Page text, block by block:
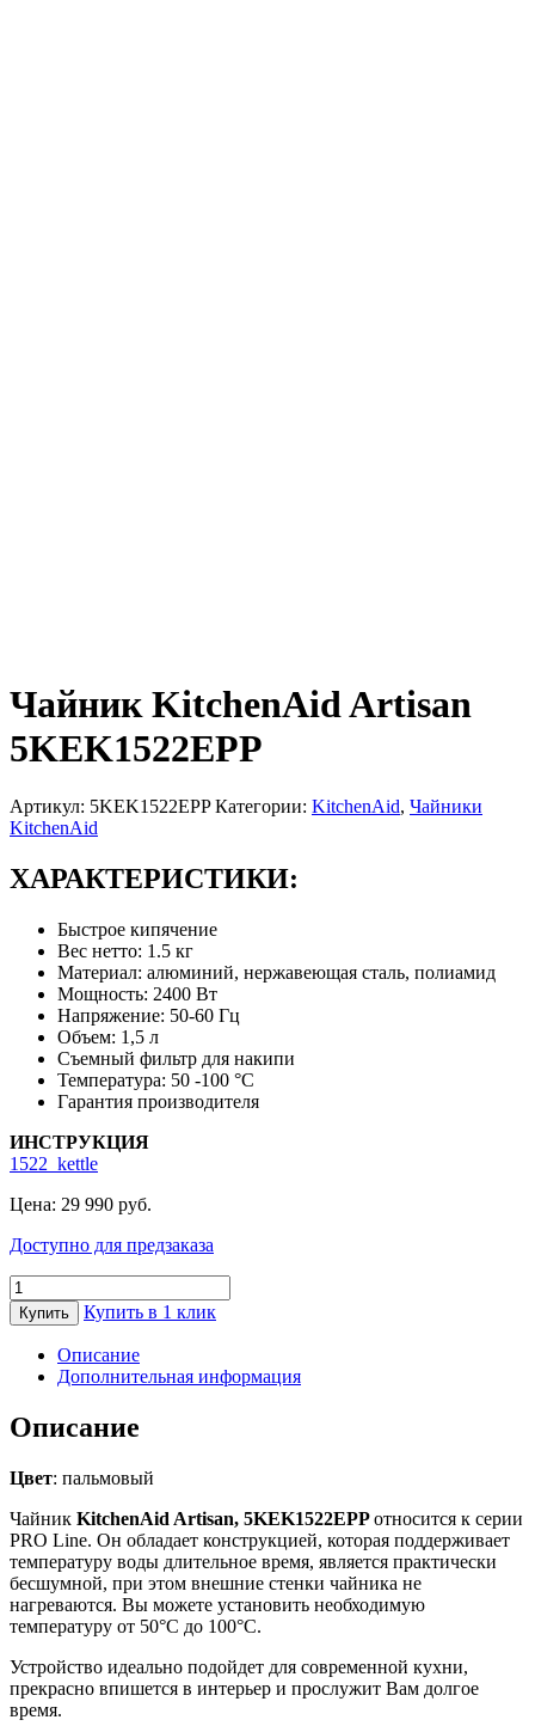
Чайник KitchenAid Artisan
5KEK1522EPP
Артикул: 5KEK1522EPP Категории: KitchenAid, Чайники
KitchenAid
ХАРАКТЕРИСТИКИ:
Быстрое кипячение
Вес нетто: 1.5 кг
Материал: алюминий, нержавеющая сталь, полиамид
Мощность: 2400 Вт
Напряжение: 50-60 Гц
Объем: 1,5 л
Съемный фильтр для накипи
Температура: 50 -100 °C
Гарантия производителя
ИНСТРУКЦИЯ
1522_kettle
Цена: 29 990 руб.
Доступно для предзаказа
Количество
товара
Чайник
KitchenAid
Artisan
5KEK1522EPP
Купить Купить в 1 клик
Описание
Дополнительная информация
Описание
Цвет: пальмовый
Чайник KitchenAid Artisan, 5KEK1522EPPотносится к серии
PRO Line. Он обладает конструкцией, которая поддерживает
температуру воды длительное время, является практически
бесшумной, при этом внешние стенки чайника не
нагреваются. Вы можете установить необходимую
температуру от 50°C до 100°C.
Устройство идеально подойдет для современной кухни,
прекрасно впишется в интерьер и прослужит Вам долгое
время.